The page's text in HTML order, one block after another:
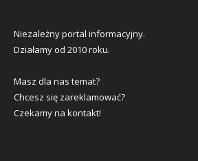
Niezależny portal informacyjny.
Działamy od 2010 roku.
Masz dla nas temat?
Chcesz się zareklamować?
Czekamy na kontakt!